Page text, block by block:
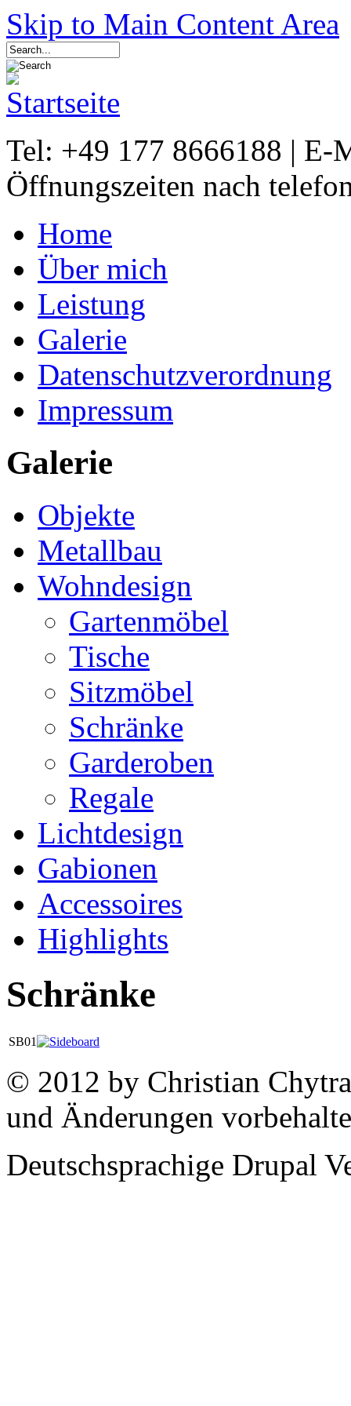
Skip to Main Content Area
Tel: +49 177 8666188 |
Öffnungszeiten nach
Home
Über mich
Leistung
Galerie
Datenschutzverordnung
Impressum
Galerie
Objekte
Metallbau
Wohndesign
Gartenmöbel
Tische
Sitzmöbel
Schränke
Garderoben
Regale
Lichtdesign
Gabionen
Accessoires
Highlights
Schränke
SB01
© 2012 by Christian
und Änderungen
Deutschsprachige Drupal